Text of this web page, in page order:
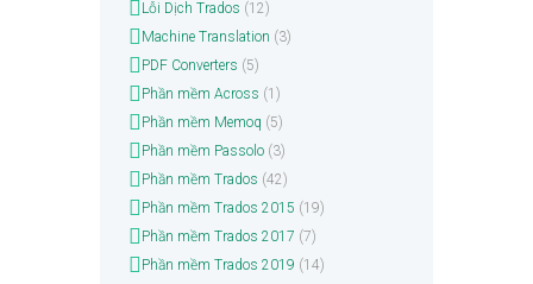
Lỗi Dịch Trados (12)
Machine Translation (3)
PDF Converters (5)
Phần mềm Across (1)
Phần mềm Memoq (5)
Phần mềm Passolo(3)
Phần mềm Trados (42)
Phần mềm Trados 2015 (19)
Phần mềm Trados 2017 (7)
Phần mềm Trados 2019 (14)